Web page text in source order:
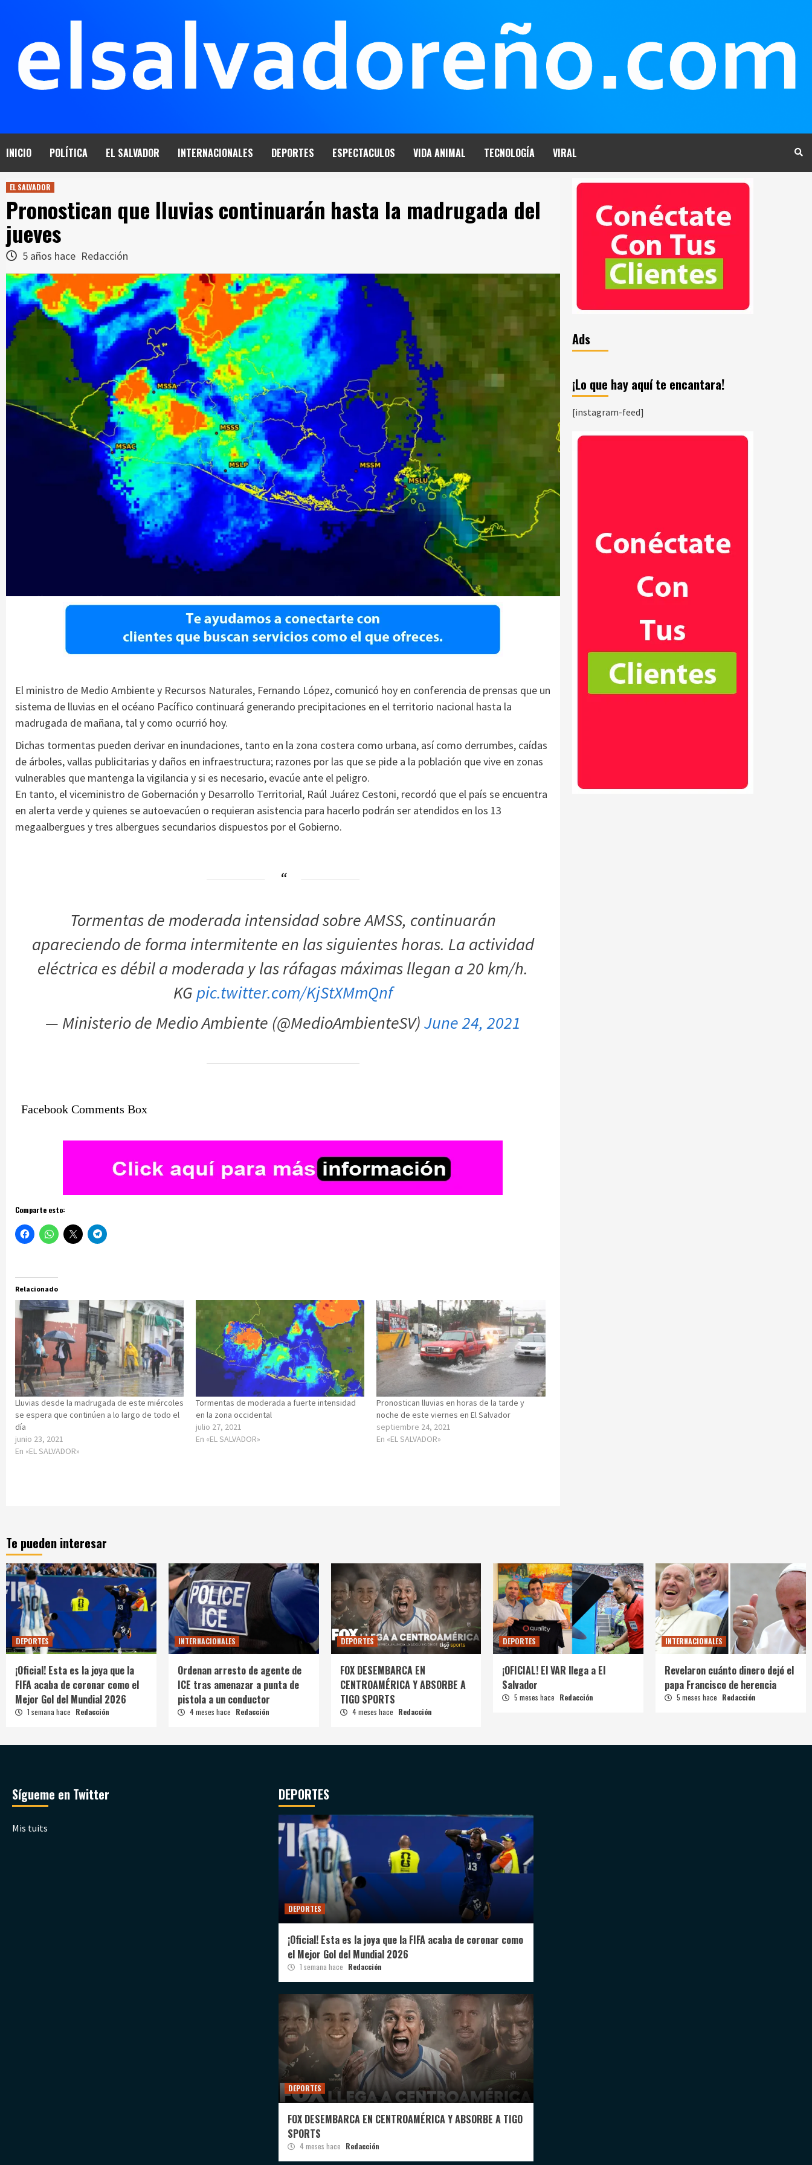
INICIO POLÍTICA EL SALVADOR INTERNACIONALES DEPORTES ESPECTACULOS VIDA ANIMAL TECNOLOGÍA VIRAL
EL SALVADOR
Pronostican que lluvias continuarán hasta la madrugada del
jueves
5 años hace Redacción
El ministro de Medio Ambiente y Recursos Naturales, Fernando López, comunicó hoy en conferencia de prensas que un
sistema de lluvias en el océano Pacífico continuará generando precipitaciones en el territorio nacional hasta la
madrugada de mañana, tal y como ocurrió hoy.
Dichas tormentas pueden derivar en inundaciones, tanto en la zona costera como urbana, así como derrumbes, caídas
de árboles, vallas publicitarias y daños en infraestructura; razones por las que se pide a la población que vive en zonas
vulnerables que mantenga la vigilancia y si es necesario, evacúe ante el peligro.
En tanto, el viceministro de Gobernación y Desarrollo Territorial, Raúl Juárez Cestoni, recordó que el país se encuentra
en alerta verde y quienes se autoevacúen o requieran asistencia para hacerlo podrán ser atendidos en los 13
megaalbergues y tres albergues secundarios dispuestos por el Gobierno.
Tormentas de moderada intensidad sobre AMSS, continuarán
apareciendo de forma intermitente en las siguientes horas. La actividad
eléctrica es débil a moderada y las ráfagas máximas llegan a 20 km/h.
KG pic.twitter.com/KjStXMmQnf
— Ministerio de Medio Ambiente (@MedioAmbienteSV)June 24, 2021
Facebook Comments Box
Comparte esto:
Relacionado
Lluvias desde la madrugada de este miércoles
se espera que continúen a lo largo de todo el
día
junio 23, 2021
En «EL SALVADOR»
Tormentas de moderada a fuerte intensidad
en la zona occidental
julio 27, 2021
En «EL SALVADOR»
Pronostican lluvias en horas de la tarde y
noche de este viernes en El Salvador
septiembre 24, 2021
En «EL SALVADOR»
Ads
¡Lo que hay aquí te encantara!
[instagram-feed]
Te pueden interesar
DEPORTES
¡Oficial! Esta es la joya que la
FIFA acaba de coronar como el
Mejor Gol del Mundial 2026
1 semana hace Redacción
INTERNACIONALES
Ordenan arresto de agente de
ICE tras amenazar a punta de
pistola a un conductor
4 meses hace Redacción
DEPORTES
FOX DESEMBARCA EN
CENTROAMÉRICA Y ABSORBE A
TIGO SPORTS
4 meses hace Redacción
DEPORTES
¡OFICIAL! El VAR llega a El
Salvador
5 meses hace Redacción
INTERNACIONALES
Revelaron cuánto dinero dejó el
papa Francisco de herencia
5 meses hace Redacción
Sígueme en Twitter
Mis tuits
DEPORTES
DEPORTES
¡Oficial! Esta es la joya que la FIFA acaba de coronar como
el Mejor Gol del Mundial 2026
1 semana hace Redacción
DEPORTES
FOX DESEMBARCA EN CENTROAMÉRICA Y ABSORBE A TIGO
SPORTS
4 meses hace Redacción